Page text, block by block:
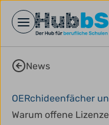
Open main menu
News
OERchideenfächer
Warum offene